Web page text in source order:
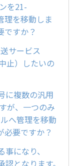
を21-
を移動しま
ですか？
サービス
止）したいの
に複数の汎用
が、一つのみ
へ管理を移動
必要ですか？
になり、
となります。